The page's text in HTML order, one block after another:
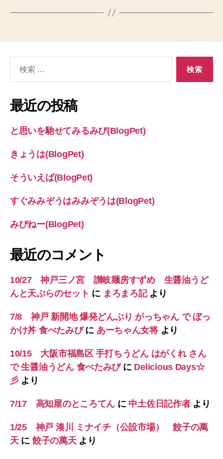
象:
最近の投稿
と思いを馳せてみるみぴ(BlogPet)
きょうは(BlogPet)
そういえば(BlogPet)
すぐみみぞうはみみぞうは(BlogPet)
みぴねー(BlogPet)
最近のコメント
10/27 神戸三ノ宮 讃岐麺房すずめ 生醤油うど
んと天ぷらのセット に まろまろ記より
7/8 神戸 新開地 爆発どんぶり がっちゃん で ぼっ
かけ丼 食べたみぴに あーちゃん女将より
10/15 大阪市福島区 手打ちうどん はがくれ さん
で 生醤油うどん 食べたみぴに Delicious Days☆
彡より
7/17 高知屋のところてん に 中土佐日記作者より
1/25 神戸 湊川 ミナイチ（公設市場） 餃子の萬
天に 餃子の萬天より